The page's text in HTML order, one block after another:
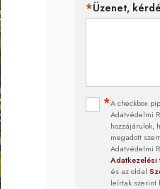
Üzenet,
A checkbox
Adatvédelmi
hozzájárulok,
megadott
Adatvédelmi
Adatkezelési
és az oldal
leírtak szerint